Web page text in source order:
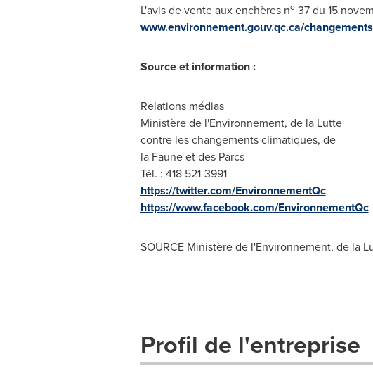
L'avis de vente aux enchères no37 du 15
www.environnement.gouv.qc.ca/
Source et information :
Relations médias
Ministère de l'Environnement, de la Lutte
contre les changements climatiques, de
la Faune et des Parcs
Tél. : 418 521-3991
https://twitter.com/EnvironnementQc
https://www.facebook.com/EnvironnementQc
SOURCE Ministère de l'Environnement, de la
Profil de l'entreprise